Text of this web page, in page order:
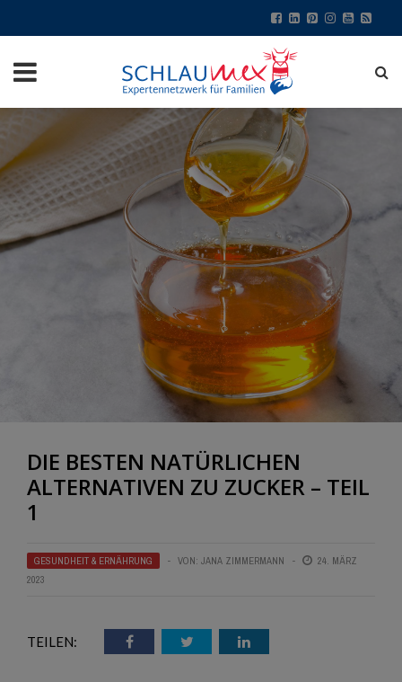
DIE BESTEN NATÜRLICHEN
ALTERNATIVEN ZU ZUCKER – TEIL
1
GESUNDHEIT & ERNÄHRUNG VON: JANA ZIMMERMANN
24. MÄRZ
2023
TEILEN: